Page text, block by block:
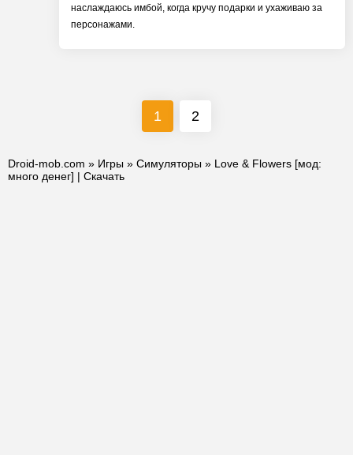
наслаждаюсь имбой, когда кручу подарки и ухаживаю за
персонажами.
1 2
Droid-mob.com » Игры » Симуляторы » Love & Flowers [мод:
много денег] | Скачать